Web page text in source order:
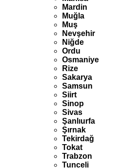
Mardin
Muğla
Muş
Nevşehir
Niğde
Ordu
Osmaniye
Rize
Sakarya
Samsun
Siirt
Sinop
Sivas
Şanlıurfa
Şırnak
Tekirdağ
Tokat
Trabzon
Tunceli